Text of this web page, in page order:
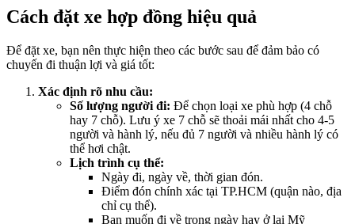
Cách đặt xe hợp đồng hiệu quả
Để đặt xe, bạn nên thực hiện theo các bước sau để đảm bảo có
chuyến đi thuận lợi và giá tốt:
Xác định rõ nhu cầu:
Số lượng người đi: Để chọn loại xe phù hợp (4 chỗ
hay 7 chỗ). Lưu ý xe 7 chỗ sẽ thoải mái nhất cho 4-5
người và hành lý, nếu đủ 7 người và nhiều hành lý có
thể hơi chật.
Lịch trình cụ thể:
Ngày đi, ngày về, thời gian đón.
Điểm đón chính xác tại TP.HCM (quận nào, địa
chỉ cụ thể).
Bạn muốn đi về trong ngày hay ở lại Mỹ